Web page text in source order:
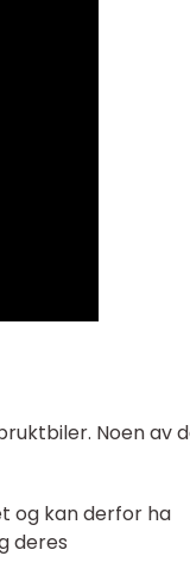
Noen av
og kan derfor ha
deres